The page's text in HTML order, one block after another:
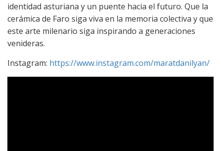
identidad asturiana y un puente hacia el futuro. Que la
cerámica de Faro siga viva en la memoria colectiva y que
este arte milenario siga inspirando a generaciones
venideras.
Instagram: https://www.instagram.com/maratdanilyan/